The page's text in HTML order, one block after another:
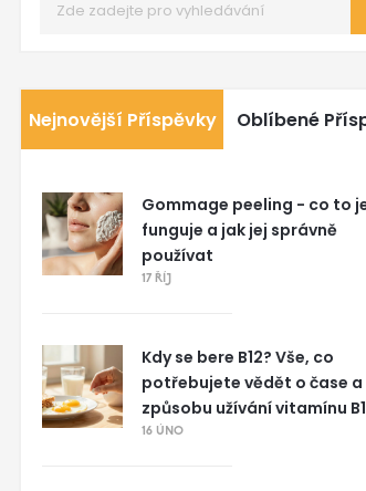
Nejnovější Příspěvky Oblíbené
Gommage peeling - co to
funguje a jak jej správně
používat
17 ŘÍJ
Kdy se bere B12? Vše, co
potřebujete vědět o čase a
způsobu užívání vitamínu
16 ÚNO